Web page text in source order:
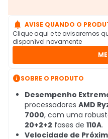
 AVISE QUANDO O
Clique aqui e te avisaremos
disponível novamente
SOBRE O PRODUTO
Desempenho
processadores AMD
7000, com uma
20+2+2 fases de 110A.
Velocidade de